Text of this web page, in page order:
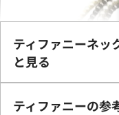
ティファニーネッ
と見る
ティファニーの参